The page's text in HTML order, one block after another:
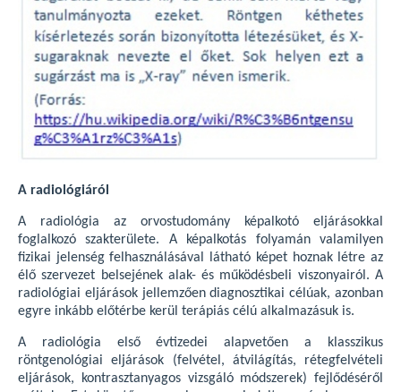
A radiológiáról
A radiológia az orvostudomány képalkotó eljárásokkal
foglalkozó szakterülete. A képalkotás folyamán valamilyen
fizikai jelenség felhasználásával látható képet hoznak létre az
élő szervezet belsejének alak- és működésbeli viszonyairól. A
radiológiai eljárások jellemzően diagnosztikai célúak, azonban
egyre inkább előtérbe kerül terápiás célú alkalmazásuk is.
A radiológia első évtizedei alapvetően a klasszikus
röntgenológiai eljárások (felvétel, átvilágítás, rétegfelvételi
eljárások, kontrasztanyagos vizsgáló módszerek) fejlődéséről